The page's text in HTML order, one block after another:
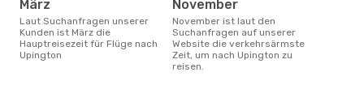
März
Laut Suchanfragen unserer
Kunden ist März die
Hauptreisezeit für Flüge nach
Upington
November
November ist laut den
Suchanfragen auf unserer
Website die verkehrsärmste
Zeit, um nach Upington zu
reisen.